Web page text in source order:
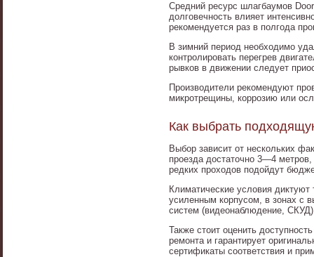
Средний ресурс шлагбаумов
долговечность влияет
рекомендуется раз в полгода
В зимний период необходимо
контролировать перегрев
рывков в движении следует
Производители рекомендуют
микротрещины, коррозию или
Как выбрать
Выбор зависит от нескольких
проезда достаточно 3—4
редких проходов подойдут
Климатические условия
усиленным корпусом, в зонах с
систем (видеонаблюдение,
Также стоит оценить
ремонта и гарантирует
сертификаты соответствия и